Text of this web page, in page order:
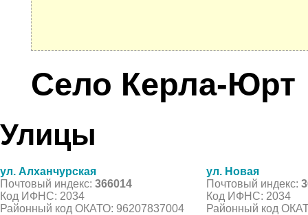
Село Керла-Юрт
Улицы
ул. Алханчурская
Почтовый индекс: 366014
Код ИФНС: 2034
Районный код ОКАТО: 96207837004
ул. Новая
Почтовый индекс:
Код ИФНС: 2034
Районный код